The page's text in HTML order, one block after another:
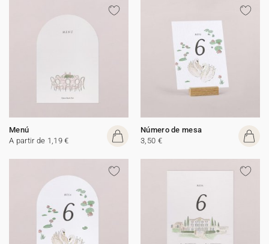
Menú
A partir de 1,19 €
Número de mesa
3,50 €